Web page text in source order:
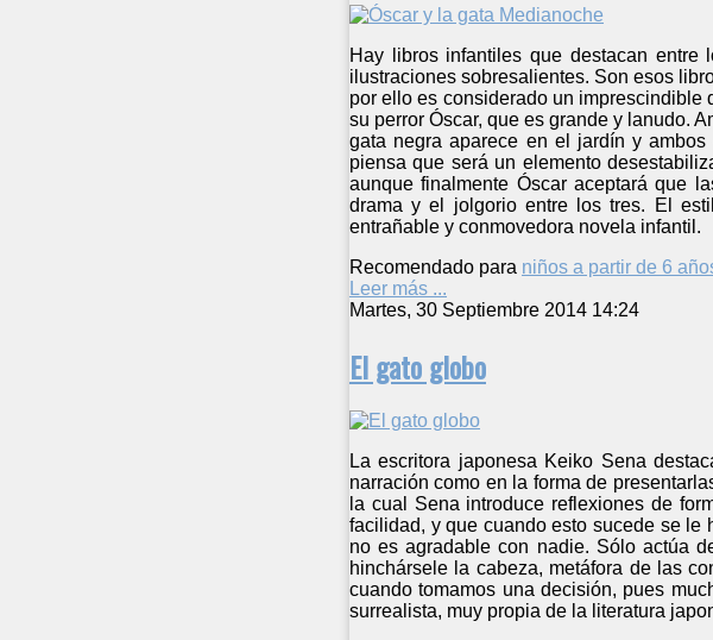
Hay libros infantiles que destacan entre
ilustraciones sobresalientes. Son esos
por ello es considerado un
su perror Óscar, que es grande y lanudo.
gata negra aparece en el jardín y
piensa que será un elemento
aunque finalmente Óscar aceptará que
drama y el jolgorio entre los tres. El
entrañable y conmovedora novela infantil.
Recomendado para niños a partir de 6
Leer más ...
Martes, 30 Septiembre 2014 14:24
El gato globo
La escritora japonesa Keiko Sena
narración como en la forma de
la cual Sena introduce reflexiones de
facilidad, y que cuando esto sucede se le
no es agradable con nadie. Sólo actúa
hinchársele la cabeza, metáfora de las
cuando tomamos una decisión, pues
surrealista, muy propia de la literatura